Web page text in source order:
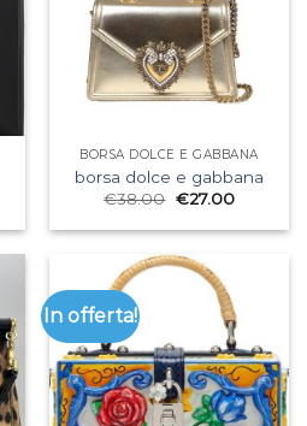
BORSA DOLCE E GABBANA
borsa dolce e gabbana
€38.00 €27.00
In offerta!